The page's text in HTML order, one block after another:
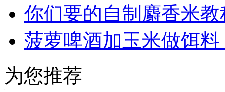
你们要的自制麝香米
菠萝啤酒加玉米做饵
为您推荐